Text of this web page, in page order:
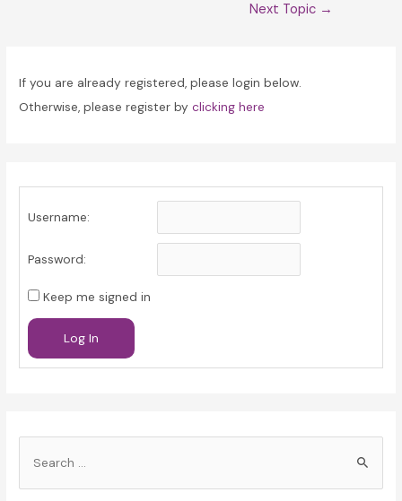
Next Topic →
If you are already registered, please login below.
Otherwise, please register byclicking here
Username:
Password:
Keep me signed in
Log In